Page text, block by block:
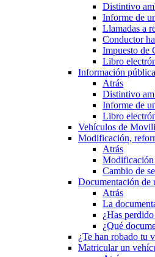
Distintivo
Informe de
Llamadas a
Conductor
Impuesto
Libro
Información
Atrás
Distintivo
Informe de
Libro
Vehículos de
Modificación,
Atrás
Modificación
Cambio de
Documentación de
Atrás
La
¿Has
¿Qué
¿Te han robado tu
Matricular un